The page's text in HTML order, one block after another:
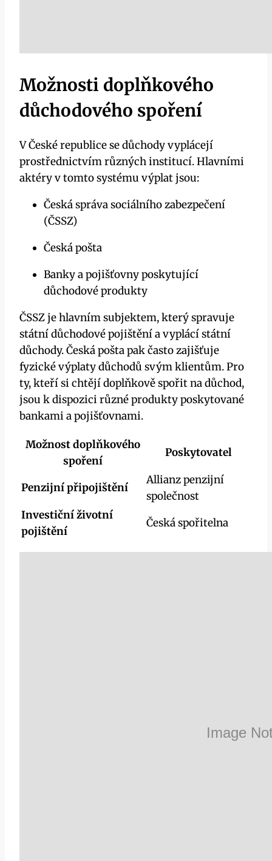
Možnosti doplňkového
důchodového spoření
V České republice se důchody vyplácejí
prostřednictvím různých institucí. Hlavními
aktéry v tomto systému výplat jsou:
Česká správa sociálního zabezpečení
(ČSSZ)
Česká pošta
Banky a pojišťovny poskytující
důchodové produkty
ČSSZ je hlavním subjektem, který spravuje
státní důchodové pojištění a vyplácí státní
důchody. Česká pošta pak často zajišťuje
fyzické výplaty důchodů svým klientům. Pro
ty, kteří si chtějí doplňkově spořit na důchod,
jsou k dispozici různé produkty poskytované
bankami a pojišťovnami.
Možnost doplňkového
spoření
Poskytovatel
Penzijní připojištění
Allianz penzijní
společnost
Investiční životní
pojištění
Česká spořitelna